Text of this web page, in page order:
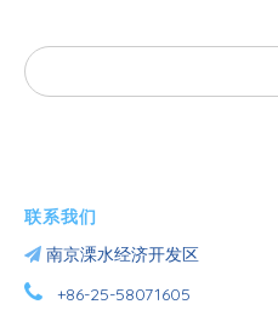
联系我们
 南京溧水经济开发区
 +86-25-58071605